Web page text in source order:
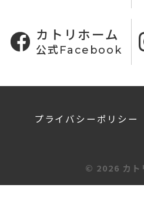
カトリホーム
公式Facebook
プライバシーポリシー
© 2026 カト